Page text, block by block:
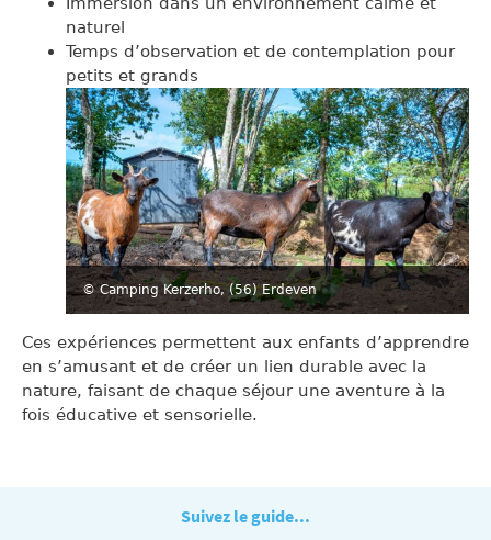
naturel
Temps d’observation et de contemplation pour
petits et grands
© Camping Kerzerho, (56) Erdeven
Ces expériences permettent aux enfants d’apprendre
en s’amusant et de créer un lien durable avec la
nature, faisant de chaque séjour une aventure à la
fois éducative et sensorielle.
Suivez le guide...